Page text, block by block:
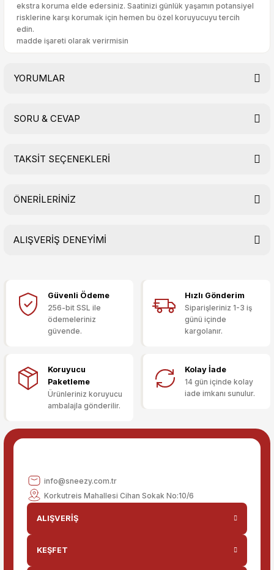
ekstra koruma elde edersiniz. Saatinizi günlük yaşamın potansiyel
risklerine karşı korumak için hemen bu özel koruyucuyu tercih
edin.
madde işareti olarak verirmisin
YORUMLAR
SORU & CEVAP
TAKSİT SEÇENEKLERİ
ÖNERİLERİNİZ
Bu ürünün fiyat bilgisi, resim, ürün açıklamalarında ve diğer
Ürün resmi kalitesiz, bozuk veya görüntülenemiyor.
Ürün açıklamasında eksik bilgiler bulunuyor.
Ürün fiyatı diğer sitelerden daha pahalı.
Bu ürüne benzer farklı alternatifler olmalı.
ALIŞVERİŞ DENEYİMİ
Sitemize ilk yorumu siz yapın!
Güvenli Ödeme
256-bit SSL ile
ödemeleriniz
güvende.
Hızlı Gönderim
Siparişleriniz 1-3 iş
günü içinde
kargolanır.
Koruyucu
Paketleme
Ürünleriniz koruyucu
ambalajla gönderilir.
Kolay İade
14 gün içinde kolay
iade imkanı sunulur.
info@sneezy.com.tr
Korkutreis Mahallesi Cihan Sokak No:10/6
ALIŞVERİŞ
KEŞFET